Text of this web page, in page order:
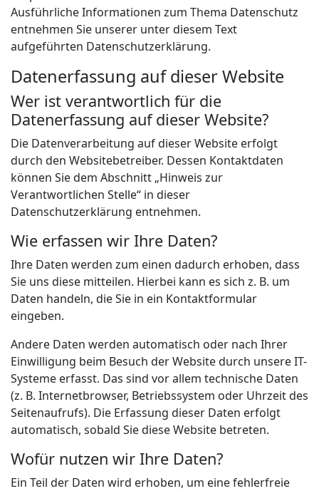
Ausführliche Informationen zum Thema Datenschutz
entnehmen Sie unserer unter diesem Text
aufgeführten Datenschutzerklärung.
Datenerfassung auf dieser Website
Wer ist verantwortlich für die
Datenerfassung auf dieser Website?
Die Datenverarbeitung auf dieser Website erfolgt
durch den Websitebetreiber. Dessen Kontaktdaten
können Sie dem Abschnitt „Hinweis zur
Verantwortlichen Stelle“ in dieser
Datenschutzerklärung entnehmen.
Wie erfassen wir Ihre Daten?
Ihre Daten werden zum einen dadurch erhoben, dass
Sie uns diese mitteilen. Hierbei kann es sich z. B. um
Daten handeln, die Sie in ein Kontaktformular
eingeben.
Andere Daten werden automatisch oder nach Ihrer
Einwilligung beim Besuch der Website durch unsere IT-
Systeme erfasst. Das sind vor allem technische Daten
(z. B. Internetbrowser, Betriebssystem oder Uhrzeit des
Seitenaufrufs). Die Erfassung dieser Daten erfolgt
automatisch, sobald Sie diese Website betreten.
Wofür nutzen wir Ihre Daten?
Ein Teil der Daten wird erhoben, um eine fehlerfreie